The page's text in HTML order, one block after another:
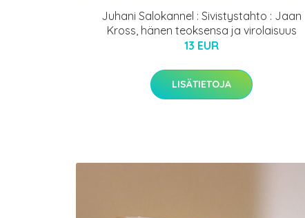
Juhani Salokannel : Sivistystahto : Jaan
Kross, hänen teoksensa ja virolaisuus
13 EUR
LISÄTIETOJA